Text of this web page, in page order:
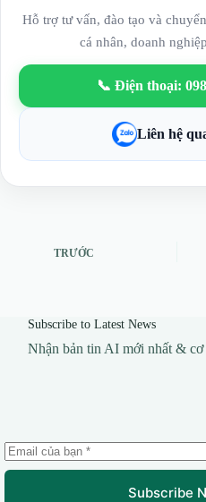
Hỗ trợ tư vấn, đào tạo và
cá nhân, doanh
📞 Điện thoại:
Liên hệ
TRƯỚC
Subscribe to Latest News
Nhận bản tin AI mới nhất & cơ
Subscribe